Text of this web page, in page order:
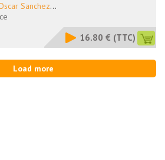
Sanchez...
16.80 € (TTC)
Load more